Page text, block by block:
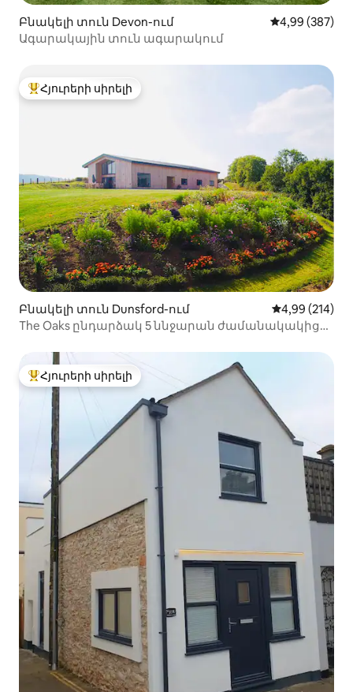
Բնակելի տուն Devon-ում Միջին
4,99 (387)
Ագարակային տուն ագարակում
Հյուրերի սիրելի լավագույն տները
Հյուրերի սիրելի
Բնակելի տուն Dunsford-ում Միջին
4,99 (214)
The Oaks ընդարձակ 5 ննջարան ժամանակակից
Հյուրերի սիրելի լավագույն տները
Հյուրերի սիրելի